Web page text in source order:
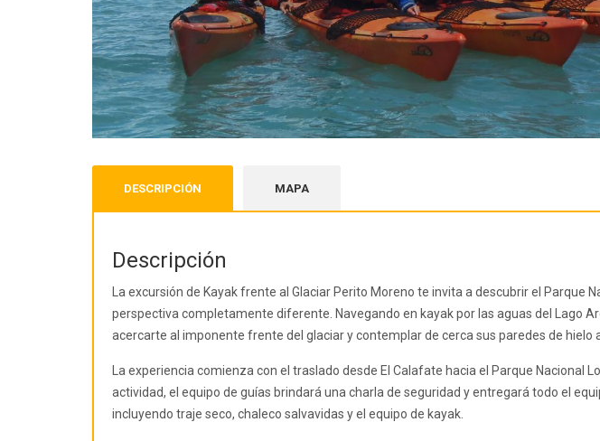
DESCRIPCIÓN MAPA
Descripción
La excursión de Kayak frente al Glaciar Perito Moreno te invita a descubrir el Parque
perspectiva completamente diferente. Navegando en kayak por las aguas del Lago
acercarte al imponente frente del glaciar y contemplar de cerca sus paredes de hielo
La experiencia comienza con el traslado desde El Calafate hacia el Parque Nacional
actividad, el equipo de guías brindará una charla de seguridad y entregará todo el
incluyendo traje seco, chaleco salvavidas y el equipo de kayak.